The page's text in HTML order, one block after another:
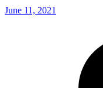
June 11, 2021